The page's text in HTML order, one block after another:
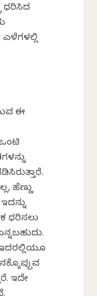
ಧರಿಸಿದ
ಈ
ಹೆಣ್ಣು
ಧರಿಸಲು
ಇದರಲ್ಲಿಯೂ
ಇದೇ